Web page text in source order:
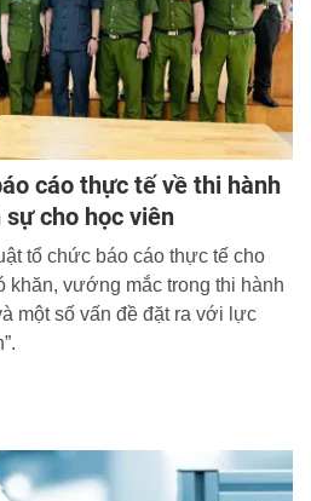
cáo thực tế về thi hành
cho học viên
tổ chức báo cáo thực tế cho
khăn, vướng mắc trong thi hành
một số vấn đề đặt ra với lực